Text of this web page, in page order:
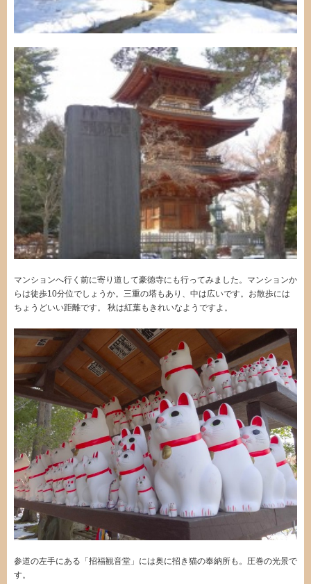
マンションへ行く前に寄り道して豪徳寺にも行ってみました。マンションか
らは徒歩10分位でしょうか。三重の塔もあり、中は広いです。お散歩には
ちょうどいい距離です。 秋は紅葉もきれいなようですよ。
参道の左手にある「招福観音堂」には奥に招き猫の奉納所も。圧巻の光景で
す。